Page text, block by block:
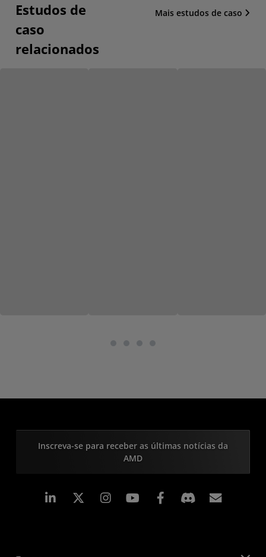
Estudos de
caso
relacionados
Mais estudos de caso
Inscreva-se para receber as últimas notícias da
AMD
Linkedin Instagram Facebook